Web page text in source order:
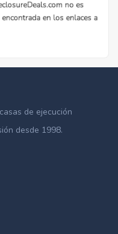
de ejecución
desde 1998.